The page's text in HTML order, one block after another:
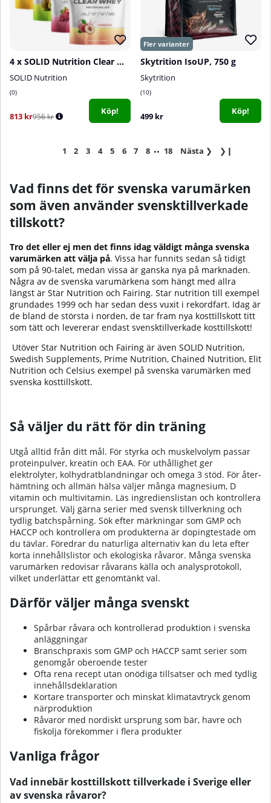
4 x SOLID Nutrition Clear Whey, 300 g
SOLID Nutrition
0
813 kr956 kr
Köp!
Skytrition IsoUP, 750 g
Skytrition
10
499 kr Köp!
1 2 3 4 5 6 7 8 .. 18 Nästa ❯ ❯❙
Vad finns det för svenska varumärken
som även använder svensktillverkade
tillskott?
Tro det eller ej men det finns idag väldigt många svenska
varumärken att välja på. Vissa har funnits sedan så tidigt
som på 90-talet, medan vissa är ganska nya på marknaden.
Några av de svenska varumärkena som hängt med allra
längst är Star Nutrition och Fairing. Star nutrition till exempel
grundades 1999 och har sedan dess vuxit i rekordfart. Idag är
de bland de största i norden, de tar fram nya kosttillskott titt
som tätt och levererar endast svensktillverkade kosttillskott!
Utöver Star Nutrition och Fairing är även SOLID Nutrition,
Swedish Supplements, Prime Nutrition, Chained Nutrition, Elit
Nutrition och Celsius exempel på svenska varumärken med
svenska kosttillskott.
Så väljer du rätt för din träning
Utgå alltid från ditt mål. För styrka och muskelvolym passar
proteinpulver, kreatin och EAA. För uthållighet ger
elektrolyter, kolhydrat­blandningar och omega 3 stöd. För åter­
hämtning och allmän hälsa väljer många magnesium, D
vitamin och multivitamin. Läs ingrediens­listan och kontrollera
ursprunget. Välj gärna serier med svensk tillverkning och
tydlig batch­spårning. Sök efter märkningar som GMP och
HACCP och kontrollera om produkterna är doping­testade om
du tävlar. Föredrar du naturliga alternativ kan du leta efter
korta innehållslistor och ekologiska råvaror. Många svenska
varumärken redovisar råvarans källa och analys­protokoll,
vilket underlättar ett genomtänkt val.
Därför väljer många svenskt
Spårbar råvara och kontrollerad produktion i svenska
anläggningar
Bransch­praxis som GMP och HACCP samt serier som
genomgår oberoende tester
Ofta rena recept utan onödiga tillsatser och med tydlig
innehålls­deklaration
Kortare transporter och minskat klimat­avtryck genom
närproduktion
Råvaror med nordiskt ursprung som bär, havre och
fiskolja förekommer i flera produkter
Vanliga frågor
Vad innebär kosttillskott tillverkade i Sverige eller
av svenska råvaror?